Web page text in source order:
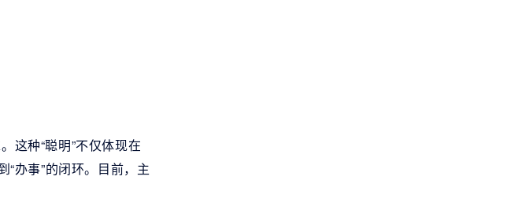
这种“聪明”不仅体现在
“办事”的闭环。目前，主